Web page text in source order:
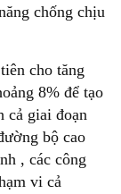
chống chịu
cho tăng
8% để tạo
cả giai đoạn
bộ cao
, các công
vi cả